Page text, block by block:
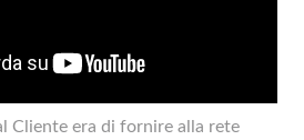
Cliente era di fornire alla rete